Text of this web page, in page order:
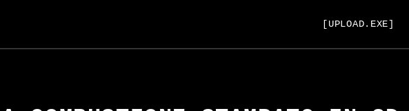
[UPLOAD.EXE]